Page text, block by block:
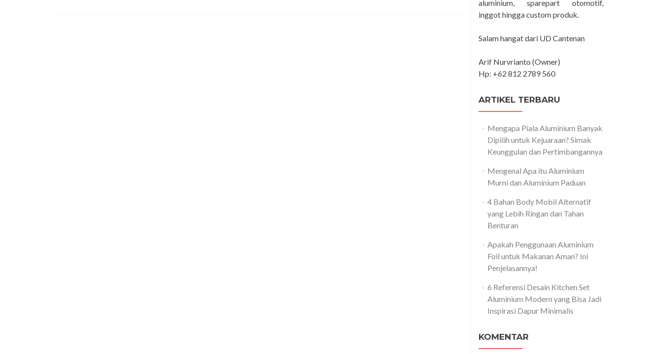
Bubut
Jogja
Industri
aluminium, sparepart otomotif,
inggot hingga custom produk.
Salam hangat dari UD Cantenan
Arif Nurvrianto (Owner)
Hp: +62 812 2789 560
ARTIKEL TERBARU
Mengapa Piala Aluminium Banyak
Dipilih untuk Kejuaraan? Simak
Keunggulan dan Pertimbangannya
Mengenal Apa itu Aluminium
Murni dan Aluminium Paduan
4 Bahan Body Mobil Alternatif
yang Lebih Ringan dan Tahan
Benturan
Apakah Penggunaan Aluminium
Foil untuk Makanan Aman? Ini
Penjelasannya!
6 Referensi Desain Kitchen Set
Aluminium Modern yang Bisa Jadi
Inspirasi Dapur Minimalis
KOMENTAR